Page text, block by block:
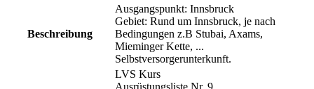
Beschreibung
Ausgangspunkt: Innsbruck
Gebiet: Rund um Innsbruck, je nach
Bedingungen z.B Stubai, Axams,
Mieminger Kette, ...
Selbstversorgerunterkunft.
LVS Kurs
Ausrüstungsliste Nr. 9